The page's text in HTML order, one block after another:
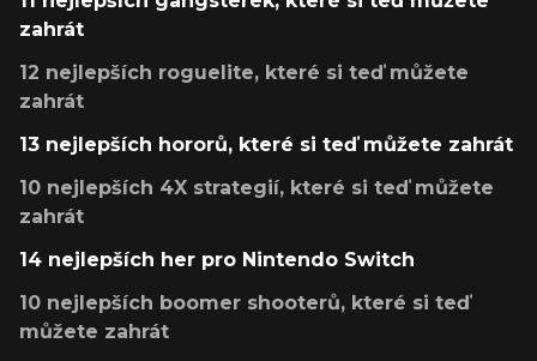
zahrát
12 nejlepších roguelite, které si teď můžete
zahrát
13 nejlepších hororů, které si teď můžete zahrát
10 nejlepších 4X strategií, které si teď můžete
zahrát
14 nejlepších her pro Nintendo Switch
10 nejlepších boomer shooterů, které si teď
můžete zahrát